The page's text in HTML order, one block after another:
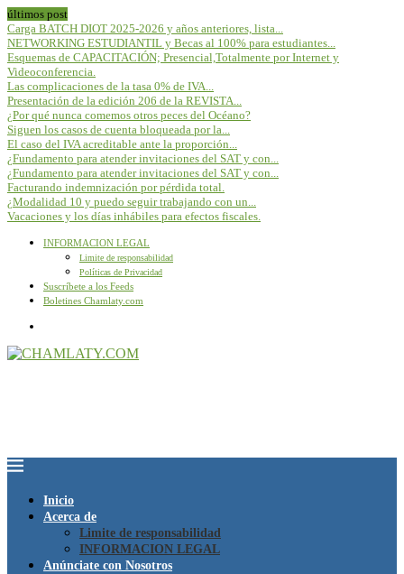
últimos post
Carga BATCH DIOT 2025-2026 y años anteriores, lista...
NETWORKING ESTUDIANTIL y Becas al 100% para estudiantes...
Esquemas de CAPACITACIÓN; Presencial,Totalmente por Internet y
Videoconferencia.
Las complicaciones de la tasa 0% de IVA...
Presentación de la edición 206 de la REVISTA...
¿Por qué nunca comemos otros peces del Océano?
Siguen los casos de cuenta bloqueada por la...
El caso del IVA acreditable ante la proporción...
¿Fundamento para atender invitaciones del SAT y con...
¿Fundamento para atender invitaciones del SAT y con...
Facturando indemnización por pérdida total.
¿Modalidad 10 y puedo seguir trabajando con un...
Vacaciones y los días inhábiles para efectos fiscales.
INFORMACION LEGAL
Limite de responsabilidad
Políticas de Privacidad
Suscríbete a los Feeds
Boletines Chamlaty.com
Inicio
Acerca de
Limite de responsabilidad
INFORMACION LEGAL
Anúnciate con Nosotros